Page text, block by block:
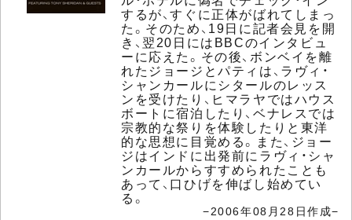
するが、すぐに正体がばれてしまっ
た。そのため、19日に記者会見を開
き、翌20日にはBBCのインタビュ
ーに応えた。その後、ボンベイを離
れたジョージとパティは、ラヴィ・
シャンカールにシタールのレッス
ンを受けたり、ヒマラヤではハウス
ボートに宿泊したり、ベナレスでは
宗教的な祭りを体験したりと東洋
的な思想に目覚める。また、ジョー
ジはインドに出発前にラヴィ・シャ
ンカールからすすめられたことも
あって、口ひげを伸ばし始めてい
る。
−2006年08月28日作成−